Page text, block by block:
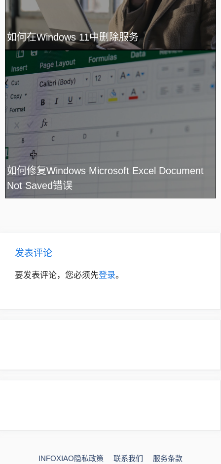
如何在Windows 11中删除服务
如何修复Windows Microsoft Excel Document
Not Saved错误
发表评论
要发表评论，您必须先登录。
INFOXIAO隐私政策 联系我们 服务条款